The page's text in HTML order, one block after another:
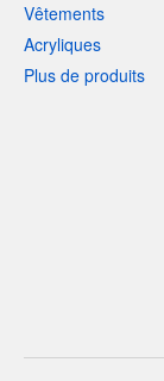
Vêtements
Acryliques
Plus de produits